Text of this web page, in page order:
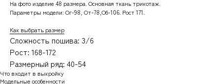
На фото изделие 48 размера. Основная ткань трикотаж.
Параметры модели: Ог-98, От-78,Об-106. Рост 171.
Как выбрать размер
Сложность пошива: 3/6
Рост: 168-172
Размерный ряд: 40-54
Что входит в выкройку
Модельные особенности